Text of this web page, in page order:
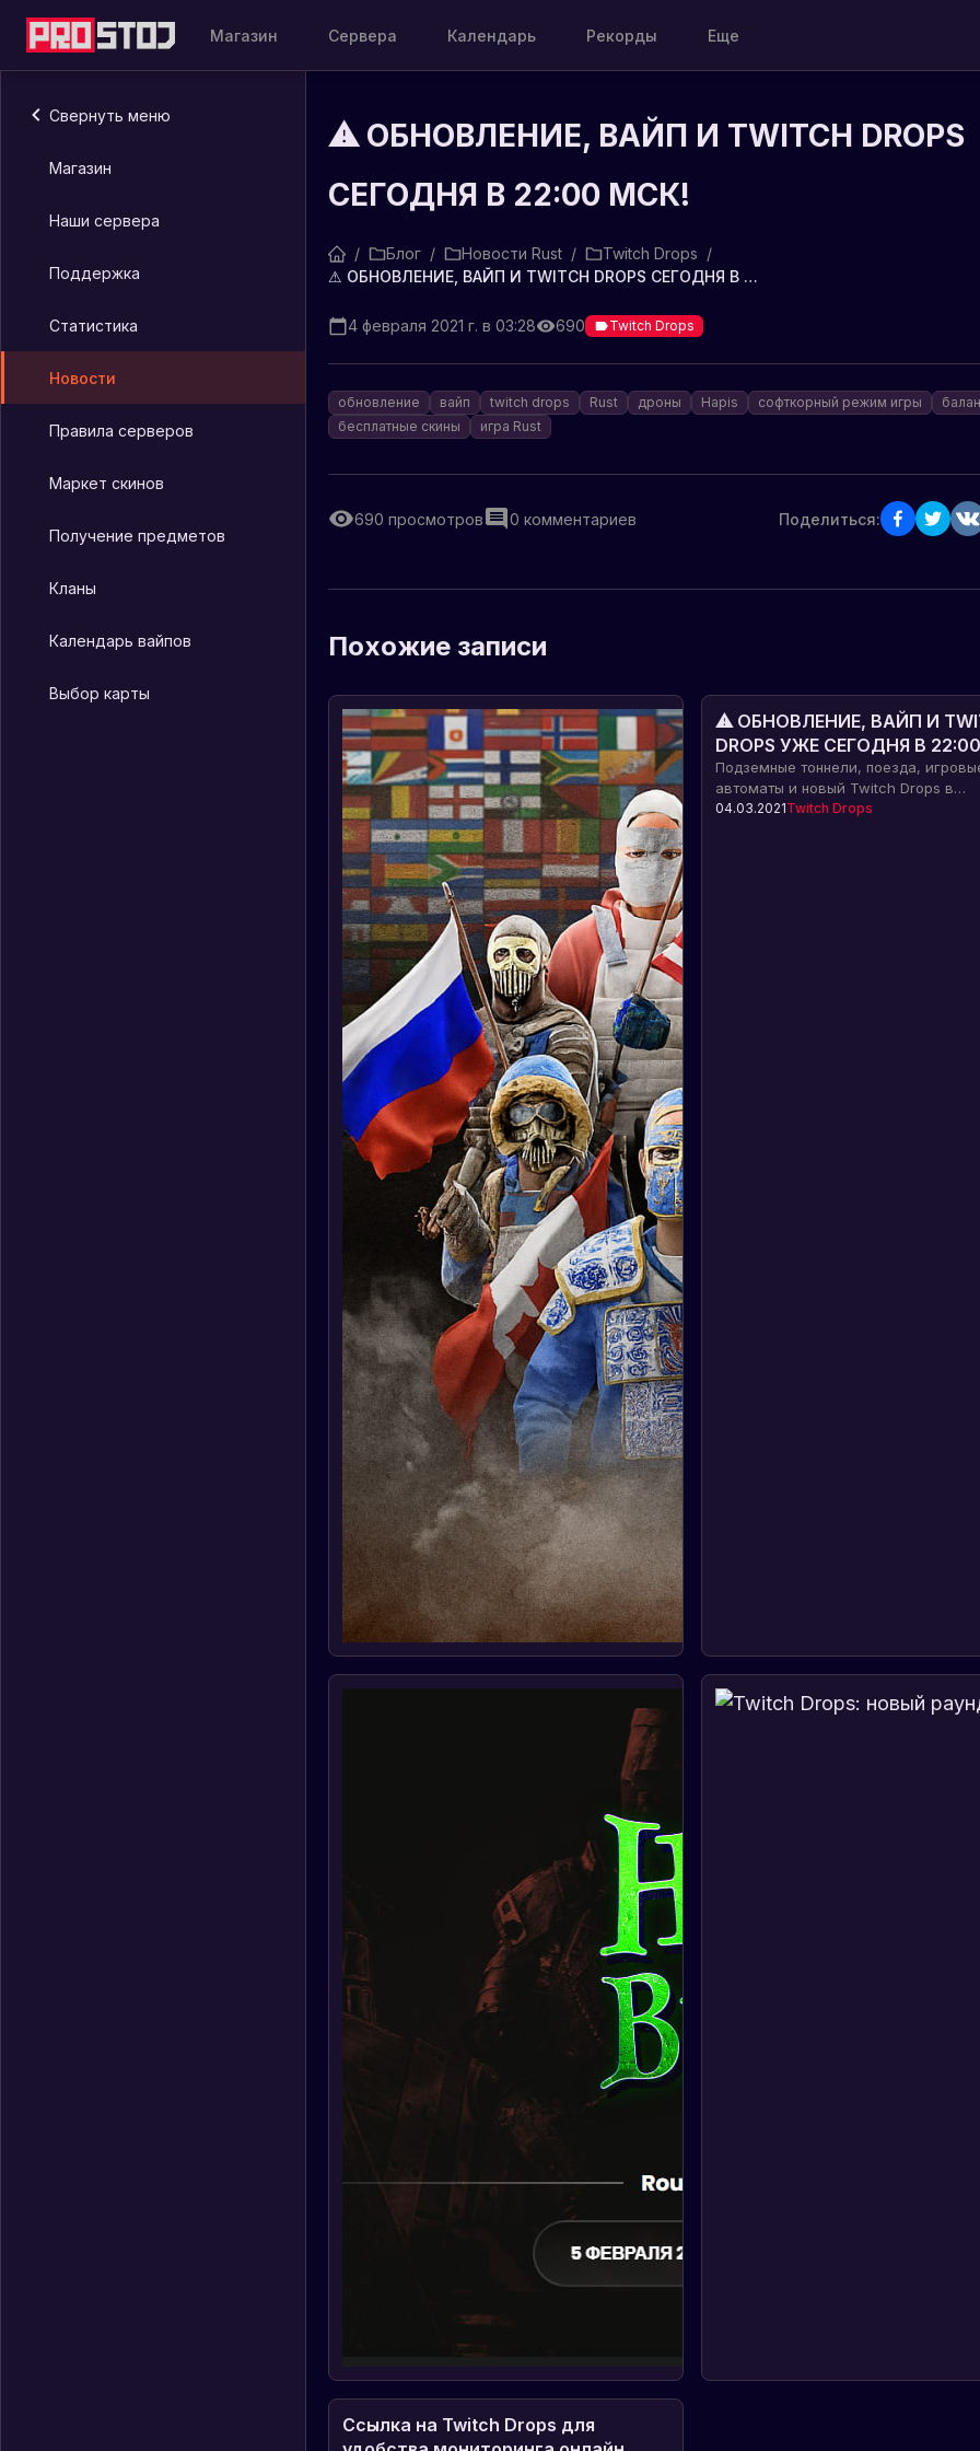
Магазин Сервера Календарь Рекорды Еще
Свернуть меню
Магазин
Наши сервера
Поддержка
Статистика
Новости
Правила серверов
Маркет скинов
Получение предметов
Кланы
Календарь вайпов
Выбор карты
⚠ ОБНОВЛЕНИЕ, ВАЙП И TWITCH DROPS
СЕГОДНЯ В 22:00 МСК!
/ Блог / Новости Rust / Twitch Drops /
⚠ ОБНОВЛЕНИЕ, ВАЙП И TWITCH DROPS СЕГОДНЯ В 22:00 МСК!
4 февраля 2021 г. в 03:28 690 Twitch Drops
обновление вайп twitch drops Rust дроны Hapis софткорный режим игры
бесплатные скины
игра Rust
690 просмотров 0 комментариев Поделиться:
Похожие записи
⚠ ОБНОВЛЕНИЕ, ВАЙП И
DROPS УЖЕ СЕГОДНЯ В
Подземные тоннели и
игровые автоматы и не
Подземные тоннели, поезда,
автоматы и новый Twitch Drops в
обновлении игры Rust в Steam. Вайп
04.03.2021Twitch Drops
Ссылка на Twitch Drops для